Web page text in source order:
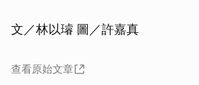
文／林以璿 圖／許嘉真
查看原始文章